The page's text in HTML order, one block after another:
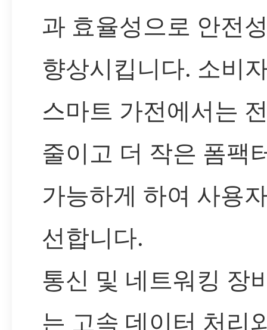
과 효율성으로 안전
향상시킵니다. 소비
스마트 가전에서는
줄이고 더 작은 폼팩
가능하게 하여 사용
선합니다.
통신 및 네트워킹 장
는 고속 데이터 처리